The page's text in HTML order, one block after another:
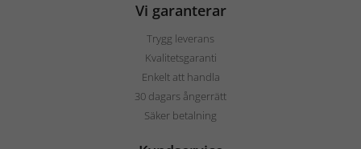
Vi garanterar
Trygg leverans
Kvalitetsgaranti
Enkelt att handla
30 dagars ångerrätt
Säker betalning